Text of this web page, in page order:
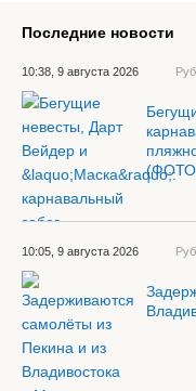
Последние новости
10:38, 9 августа 2026
10:05, 9 августа 2026